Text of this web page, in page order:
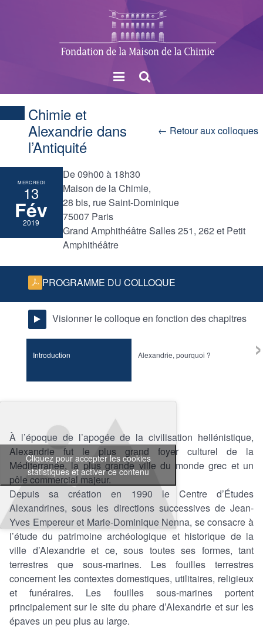
MenuRechercher
Chimie et
Alexandrie dans
l’Antiquité
← Retour aux colloques
MERCREDI
13
Fév
2019
De 09h00 à 18h30
Maison de la Chimie,
28 bis, rue Saint-Dominique
75007 Paris
Grand Amphithéâtre Salles 251, 262 et Petit
Amphithéâtre
PROGRAMME DU COLLOQUE
Visionner le colloque en fonction des chapitres
Introduction Alexandrie, pourquoi ? ›
Cliquez pour accepter les cookies
statistiques et activer ce contenu
À l’époque de l’apogée de la civilisation hellénistique,
Alexandrie fut le plus grand foyer culturel de la
Méditerranée, la plus grande ville du monde grec et un
pôle commercial majeur.
Depuis sa création en 1990 le Centre d’Études
Alexandrines, sous les directions successives de Jean-
Yves Empereur et Marie-Dominique Nenna, se consacre à
l’étude du patrimoine archéologique et historique de la
ville d’Alexandrie et ce, sous toutes ses formes, tant
terrestres que sous-marines. Les fouilles terrestres
concernent les contextes domestiques, utilitaires, religieux
et funéraires. Les fouilles sous-marines portent
principalement sur le site du phare d’Alexandrie et sur les
épaves un peu plus au large.